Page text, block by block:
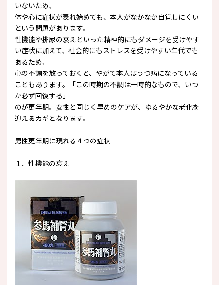
いないため、
体や心に症状が表れ始めても、本人がなかなか自覚しにくい
という問題があります。
性機能や排尿の衰えといった精神的にもダメージを受けやす
い症状に加えて、社会的にもストレスを受けやすい年代でも
あるため、
心の不調を放っておくと、やがて本人はうつ病になっている
こともあります。「この時期の不調は一時的なもので、いつ
か必ず回復する」
のが更年期。女性と同じく早めのケアが、ゆるやかな老化を
迎えるカギとなります。
男性更年期に現れる４つの症状
１．性機能の衰え